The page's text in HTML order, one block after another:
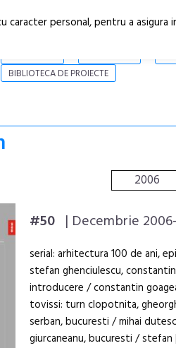
BIBLIOTECA DE PROIECTE
2006
#50 | Decembrie
serial: arhitectura 100 de ani,
stefan ghenciulescu,
introducere / constantin
tovissi: turn clopotnita,
serban, bucuresti / mihai
giurcaneanu, bucuresti /
caracter personal, pentru a